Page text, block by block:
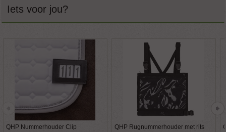
Iets voor jou?
QHP Nummerhouder Clip QHP Rugnummerhouder met rits